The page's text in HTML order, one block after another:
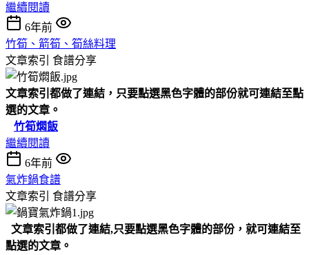
繼續閱讀
6年前
竹筍、箭筍、筍絲料理
文章索引 食譜分享
文章索引都做了連結，只要點選黑色字體的部份就可連結至點
選的文章。
竹筍燜飯
繼續閱讀
6年前
氣炸鍋食譜
文章索引 食譜分享
文章索引都做了連結,只要點選黑色字體的部份，就可連結至
點選的文章。